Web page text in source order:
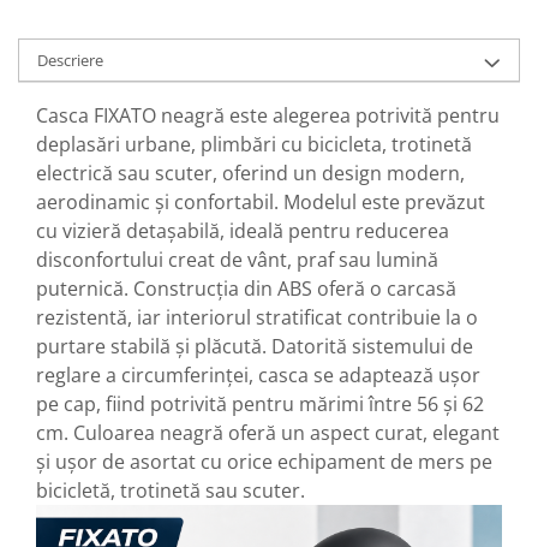
Descriere
Casca FIXATO neagră este alegerea potrivită pentru
deplasări urbane, plimbări cu bicicleta, trotinetă
electrică sau scuter, oferind un design modern,
aerodinamic și confortabil. Modelul este prevăzut
cu vizieră detașabilă, ideală pentru reducerea
disconfortului creat de vânt, praf sau lumină
puternică. Construcția din ABS oferă o carcasă
rezistentă, iar interiorul stratificat contribuie la o
purtare stabilă și plăcută. Datorită sistemului de
reglare a circumferinței, casca se adaptează ușor
pe cap, fiind potrivită pentru mărimi între 56 și 62
cm. Culoarea neagră oferă un aspect curat, elegant
și ușor de asortat cu orice echipament de mers pe
bicicletă, trotinetă sau scuter.